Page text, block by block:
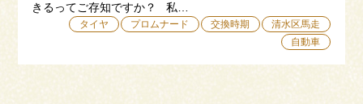
054-365-3838
受付時間／平日9:00 - 18:00
きるってご存知ですか？ 私…
タイヤ プロムナード 交換時期
清水区馬走
自動車